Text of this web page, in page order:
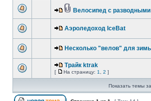
Велосипед с
Аэроледоход IceBat
Несколько "велов" для
Трайк ktrak
[ На страницу: 1 2 ]
Показать темы